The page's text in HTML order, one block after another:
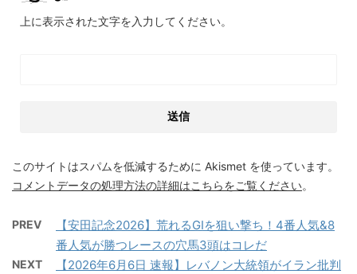
上に表示された文字を入力してください。
このサイトはスパムを低減するために Akismet を使っています。
コメントデータの処理方法の詳細はこちらをご覧ください。
PREV
【安田記念2026】荒れるGⅠを狙い撃ち！4番人気&8
番人気が勝つレースの穴馬3頭はコレだ
NEXT
【2026年6月6日 速報】レバノン大統領がイラン批判